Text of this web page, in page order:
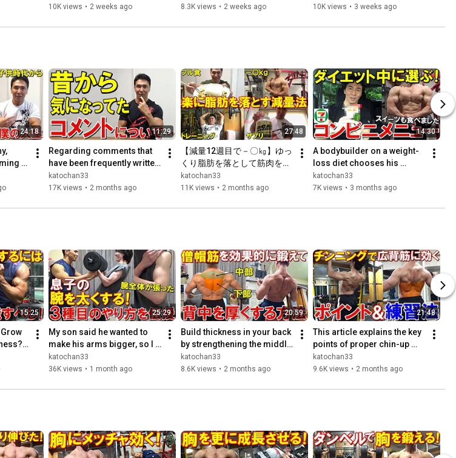
前の食事、有酸素、筋トレなど経過報告＆
大会2週間前のカットを出す背中のトレー
1日の減量食＆最後の胸のトレーニング
報告です【日本クラス別ボディビル選手
フィジーク大会当日のカーボアップと結
channel/UC1s3...
year!
and Back Training to Shred
10K views • 2 weeks ago
Competition: Exploring the
Enjoy...
8.3K views • 2 weeks ago
Complete Guide to Form
10K views • 3 weeks ago
24:18
a
11:29
Regarding comments that
have been frequently written
for a long time...
katochan33
17K views • 2 months ago
27:48
【減量12週目で－〇㎏】ゆっ
くり脂肪を落として筋肉を残
すための1日の食事と腕のト
レーニング！
katochan33
11K views • 2 months ago
14:30
A bodybuilder on a weight-
loss diet chooses his
convenience store menu!
He even ate some sweets! ...
katochan33
7K views • 3 months ago
15:25 25:29
My son said he wanted to
make his arms bigger, so I
taught him how to effectively
train his bicep...
katochan33
36K views • 1 month ago
20:59
Build thickness in your back
by strengthening the middle
and lower trapezius
muscles! We'll thoro...
katochan33
8.6K views • 2 months ago
21:48
This article explains the key
points of proper chin-up
form for effectively
targeting the latissi...
katochan33
9.6K views • 2 months ago